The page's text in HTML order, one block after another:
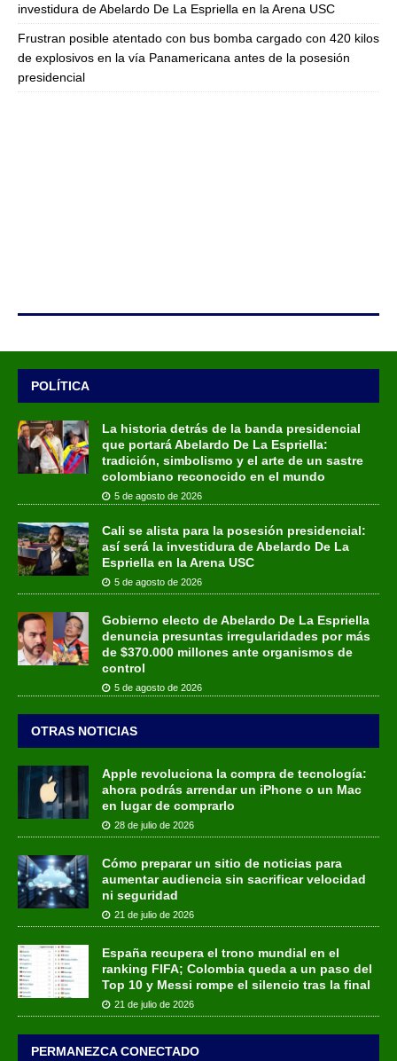
investidura de Abelardo De La Espriella en la Arena USC
Frustran posible atentado con bus bomba cargado con 420 kilos
de explosivos en la vía Panamericana antes de la posesión
presidencial
POLÍTICA
La historia detrás de la banda presidencial
que portará Abelardo De La Espriella:
tradición, simbolismo y el arte de un sastre
colombiano reconocido en el mundo
5 de agosto de 2026
Cali se alista para la posesión presidencial:
así será la investidura de Abelardo De La
Espriella en la Arena USC
5 de agosto de 2026
Gobierno electo de Abelardo De La Espriella
denuncia presuntas irregularidades por más
de $370.000 millones ante organismos de
control
5 de agosto de 2026
OTRAS NOTICIAS
Apple revoluciona la compra de tecnología:
ahora podrás arrendar un iPhone o un Mac
en lugar de comprarlo
28 de julio de 2026
Cómo preparar un sitio de noticias para
aumentar audiencia sin sacrificar velocidad
ni seguridad
21 de julio de 2026
España recupera el trono mundial en el
ranking FIFA; Colombia queda a un paso del
Top 10 y Messi rompe el silencio tras la final
21 de julio de 2026
PERMANEZCA CONECTADO